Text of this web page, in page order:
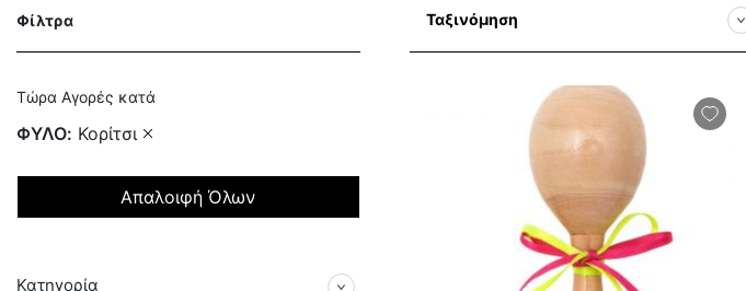
Ταξινόμηση
Τώρα Αγορές κατά
ΦΥΛΟ Κορίτσι
Απαλοιφή Όλων
Φίλτρα
Κατηγορία